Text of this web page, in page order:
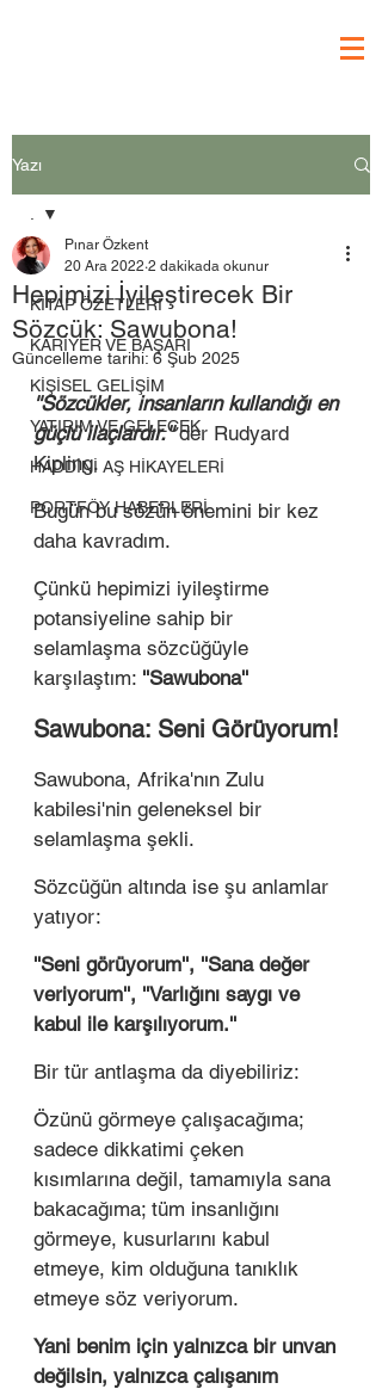
Yazı
.
KİTAP ÖZETLERİ
KARİYER VE BAŞARI
KİŞİSEL GELİŞİM
YATIRIM VE GELECEK
HADDİNİ AŞ HİKAYELERİ
PORTFÖY HABERLERİ
Hepimizi İyileştirecek Bir
Sözcük: Sawubona!
Pınar Özkent
20 Ara 2022 2 dakikada okunur
Güncelleme tarihi: 6 Şub 2025
''Sözcükler, insanların kullandığı en
güçlü ilaçlardır.'' der Rudyard
Kipling.
Bugün bu sözün önemini bir kez
daha kavradım.
Çünkü hepimizi iyileştirme
potansiyeline sahip bir
selamlaşma sözcüğüyle
karşılaştım: ''Sawubona''
Sawubona: Seni Görüyorum!
Sawubona, Afrika'nın Zulu
kabilesi'nin geleneksel bir
selamlaşma şekli.
Sözcüğün altında ise şu anlamlar
yatıyor:
''Seni görüyorum'', ''Sana değer
veriyorum'', ''Varlığını saygı ve
kabul ile karşılıyorum.''
Bir tür antlaşma da diyebiliriz:
Özünü görmeye çalışacağıma;
sadece dikkatimi çeken
kısımlarına değil, tamamıyla sana
bakacağıma; tüm insanlığını
görmeye, kusurlarını kabul
etmeye, kim olduğuna tanıklık
etmeye söz veriyorum.
Yani benim için yalnızca bir unvan
değilsin, yalnızca çalışanım